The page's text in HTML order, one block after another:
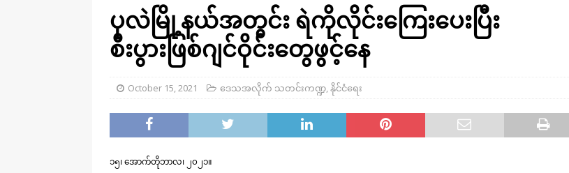
ပုလဲမြို့နယ်အတွင်း ရဲကိုလိုင်းကြေးပေးပြီး
စီးပွားဖြစ်ဂျင်ဝိုင်းတွေဖွင့်နေ
October 15, 2021 ဒေသအလိုက် သတင်းကဏ္ဍ,နိုင်ငံရေး
၁၅၊ အောက်တိုဘာလ၊ ၂၀၂၁။